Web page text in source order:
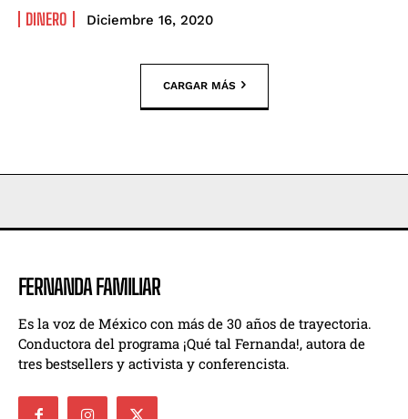
DINERO Diciembre 16, 2020
CARGAR MÁS
FERNANDA FAMILIAR
Es la voz de México con más de 30 años de trayectoria.
Conductora del programa ¡Qué tal Fernanda!, autora de
tres bestsellers y activista y conferencista.